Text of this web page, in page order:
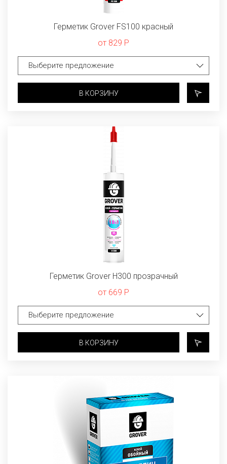
Герметик Grover FS100 красный
от 829 Р
В КОРЗИНУ
Герметик Grover H300 прозрачный
от 669 Р
В КОРЗИНУ